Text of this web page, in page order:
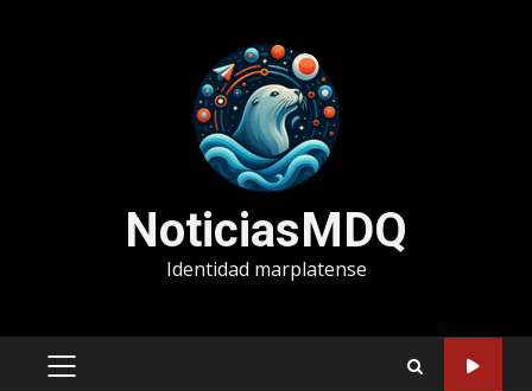
NoticiasMDQ
Identidad marplatense
MENÚ